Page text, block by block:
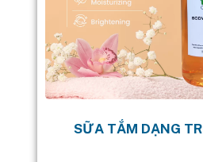
SỮA TẮM DẠNG